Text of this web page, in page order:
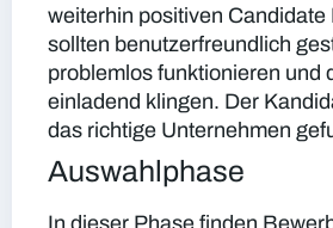
weiterhin positiven
sollten benutzerfreundlich
problemlos funktionieren und
einladend klingen. Der
das richtige Unternehmen
Auswahlphase
In dieser Phase finden